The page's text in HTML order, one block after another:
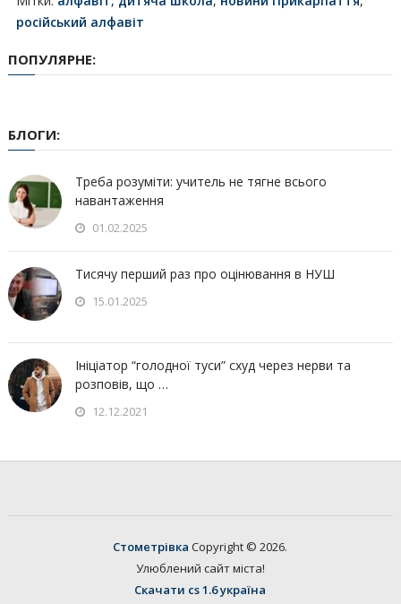
російський алфавіт
ПОПУЛЯРНЕ:
БЛОГИ:
Треба розуміти: учитель не тягне всього
навантаження
01.02.2025
Тисячу перший раз про оцінювання в НУШ
15.01.2025
Ініціатор “голодної туси” схуд через нерви та
розповів, що …
12.12.2021
Стометрівка Copyright © 2026.
Улюблений сайт міста!
Скачати cs 1.6 україна